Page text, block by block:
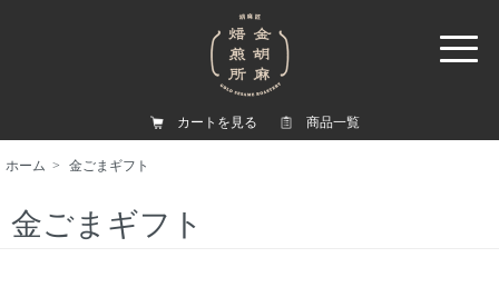
カートを見る 商品一覧
ホーム > 金ごまギフト
金ごまギフト